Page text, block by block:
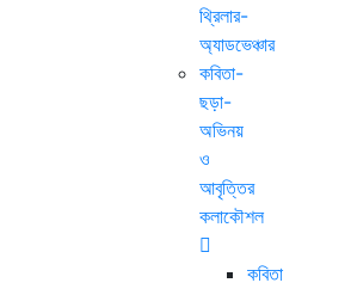
থ্রিলার-
অ্যাডভেঞ্চার
কবিতা-
ছড়া-
অভিনয়
ও
আবৃত্তির
কলাকৌশল
কবিতা